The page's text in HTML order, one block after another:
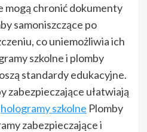
mogą chronić dokumenty
samoniszczące po
co uniemożliwia ich
szkolne i plomby
standardy edukacyjne.
zabezpieczające ułatwiają
hologramy szkolne Plomby
zabezpieczające i